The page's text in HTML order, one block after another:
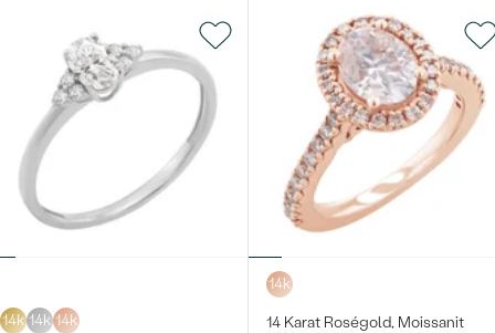
14k 14k 14k
14k
14 Karat Roségold, Moissanit